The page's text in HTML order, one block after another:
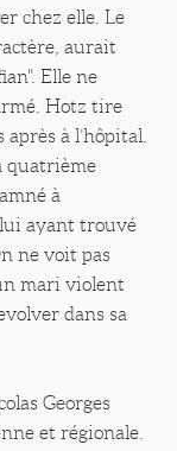
chez elle. Le
aurait
Elle ne
Hotz tire
à l’hôpital.
quatrième
à
ayant trouvé
ne voit pas
mari violent
dans sa
Georges
et régionale.